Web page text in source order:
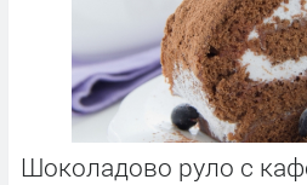
Шоколадово руло с